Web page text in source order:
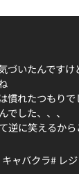
づいたんです
れたつもりで
でした、、、
逆に笑えるか
ャバクラ# レ